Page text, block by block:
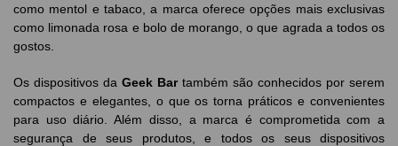
como mentol e tabaco, a marca oferece opções mais exclusivas
como limonada rosa e bolo de morango, o que agrada a todos os
gostos.
Os dispositivos da Geek Bartambém são conhecidos por serem
compactos e elegantes, o que os torna práticos e convenientes
para uso diário. Além disso, a marca é comprometida com a
segurança de seus produtos, e todos os seus dispositivos